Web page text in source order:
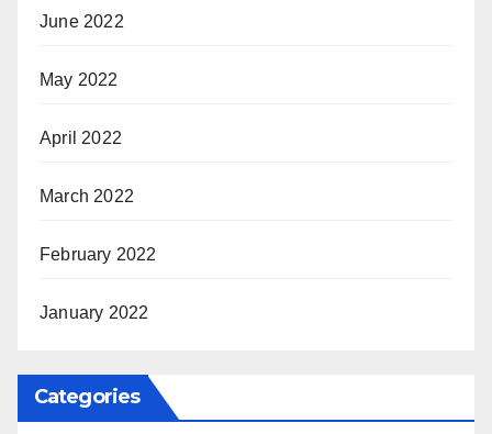
June 2022
May 2022
April 2022
March 2022
February 2022
January 2022
Categories